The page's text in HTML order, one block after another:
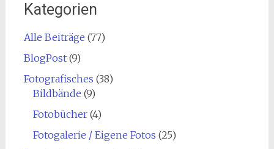
Kategorien
Alle Beiträge (77)
BlogPost(9)
Fotografisches (38)
Bildbände (9)
Fotobücher(4)
Fotogalerie / Eigene Fotos (25)